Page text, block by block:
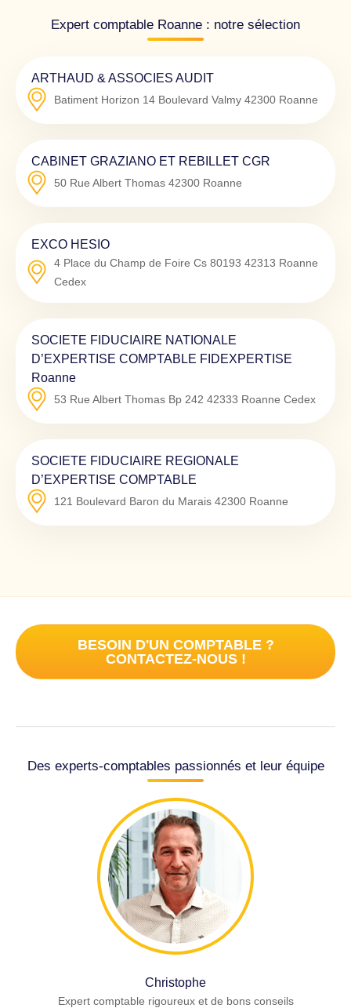
Expert comptable Roanne : notre sélection
ARTHAUD & ASSOCIES AUDIT
Batiment Horizon 14 Boulevard Valmy 42300 Roanne
CABINET GRAZIANO ET REBILLET CGR
50 Rue Albert Thomas 42300 Roanne
EXCO HESIO
4 Place du Champ de Foire Cs 80193 42313 Roanne
Cedex
SOCIETE FIDUCIAIRE NATIONALE
D’EXPERTISE COMPTABLE FIDEXPERTISE
Roanne
53 Rue Albert Thomas Bp 242 42333 Roanne Cedex
SOCIETE FIDUCIAIRE REGIONALE
D’EXPERTISE COMPTABLE
121 Boulevard Baron du Marais 42300 Roanne
BESOIN D'UN COMPTABLE ?
CONTACTEZ-NOUS !
Des experts-comptables passionnés et leur équipe
Christophe
Expert comptable rigoureux et de bons conseils